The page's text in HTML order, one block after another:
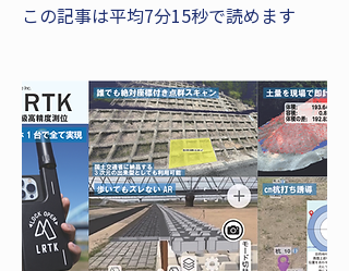
この記事は平均7分15秒で読めます